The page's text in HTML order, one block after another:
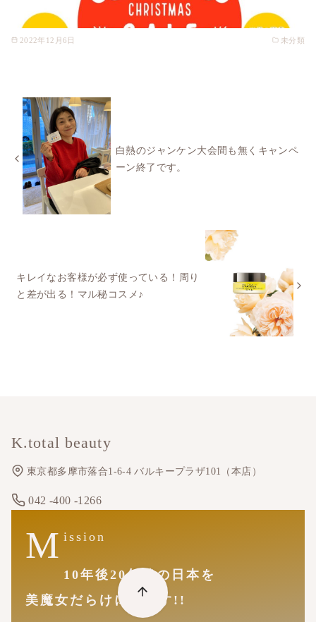
2022年12月6日 未分類
白熱のジャンケン大会間も無くキャンペ
ーン終了です。
キレイなお客様が必ず使っている！周り
と差が出る！マル秘コスメ♪
K.total beauty
東京都多摩市落合1-6-4 バルキープラザ101（本店）
042 -400 -1266
M ission
10年後20年後の日本を
美魔女だらけにします!!